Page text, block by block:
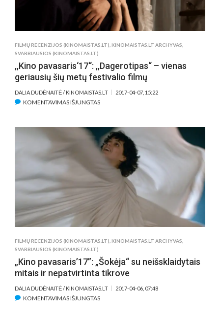
FILMŲ RECENZIJOS (KINOMAISTAS.LT) KINOMAISTAS.LT ARCHYVAS
SVARBIAUSIOS (KINOMAISTAS.LT)
,,Kino pavasaris‘17“: ,,Dagerotipas“ – vienas
geriausių šių metų festivalio filmų
DALIA DUDĖNAITĖ / KINOMAISTAS.LT 2017-04-07, 15:22
KOMENTAVIMAS IŠJUNGTASĮRAŠE
,,DAGEROTIPAS“
–
VIENAS
GERIAUSIŲ
METŲ
FESTIVALIO
FILMŲ RECENZIJOS (KINOMAISTAS.LT),KINOMAISTAS.LT ARCHYVAS,
SVARBIAUSIOS (KINOMAISTAS.LT)
„Kino pavasaris’17”: „Šokėja“ su neišsklaidytais
mitais ir nepatvirtinta tikrove
DALIA DUDĖNAITĖ / KINOMAISTAS.LT 2017-04-06, 07:48
KOMENTAVIMAS IŠJUNGTASĮRAŠE